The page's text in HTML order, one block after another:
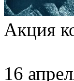
Акция
16